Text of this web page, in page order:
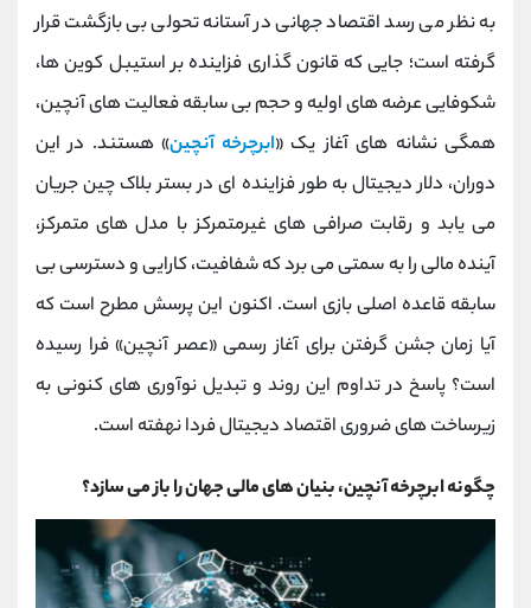
به نظر می ‌رسد اقتصاد جهانی در آستانه تحولی بی ‌بازگشت قرار
گرفته ‌است؛ جایی که قانون گذاری فزاینده بر استیبل‌ کوین ‌ها،
شکوفایی عرضه ‌های اولیه و حجم بی ‌سابقه فعالیت ‌های آنچین،
همگی نشانه ‌های آغاز یک «ابرچرخه آنچین» هستند. در این
دوران، دلار دیجیتال به ‌طور فزاینده‌ ای در بستر بلاک ‌چین جریان
می‌ یابد و رقابت صرافی ‌های غیرمتمرکز با مدل‌ های متمرکز،
آینده مالی را به سمتی می ‌برد که شفافیت، کارایی و دسترسی بی
‌سابقه قاعده اصلی بازی است. اکنون این پرسش مطرح است که
آیا زمان جشن گرفتن برای آغاز رسمی «عصر آنچین» فرا رسیده
‌است؟ پاسخ در تداوم این روند و تبدیل نوآوری‌ های کنونی به
زیرساخت ‌های ضروری اقتصاد دیجیتال فردا نهفته است.
چگونه ابرچرخه آنچین، بنیان‌ های مالی جهان را باز می ‌سازد؟
تلفن 021-22021030
تلفن 021-22021040
بدون پیش شماره
اینستاگرام @alireza.mehrabii
کانال تلگرام @alirezamehrabi_com
@alirezamehrabi_official